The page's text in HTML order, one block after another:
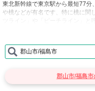
東北新幹線で東京駅から最短77分
や桃などが有名です、特に桃に関
山周辺に集中しており、連日多く
■郡山市…JR郡山駅周辺には飲食
インはやはり夜になり、夕方を過
はないそうです！郡山市のガー
郡山市/福島市
郡山市/福島